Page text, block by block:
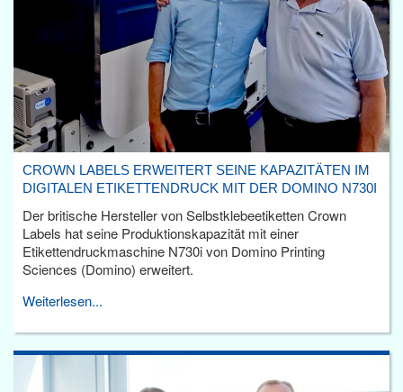
CROWN LABELS ERWEITERT SEINE KAPAZITÄTEN IM
DIGITALEN ETIKETTENDRUCK MIT DER DOMINO N730I
Der britische Hersteller von Selbstklebeetiketten Crown
Labels hat seine Produktionskapazität mit einer
Etikettendruckmaschine N730i von Domino Printing
Sciences (Domino) erweitert.
Weiterlesen...